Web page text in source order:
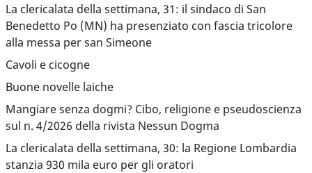
La clericalata della settimana, 31: il sindaco di San
Benedetto Po (MN) ha presenziato con fascia tricolore
alla messa per san Simeone
Cavoli e cicogne
Buone novelle laiche
Mangiare senza dogmi? Cibo, religione e pseudoscienza
sul n. 4/2026 della rivista Nessun Dogma
La clericalata della settimana, 30: la Regione Lombardia
stanzia 930 mila euro per gli oratori